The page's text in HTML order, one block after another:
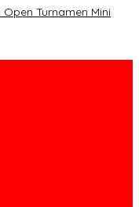
Turnamen Mini